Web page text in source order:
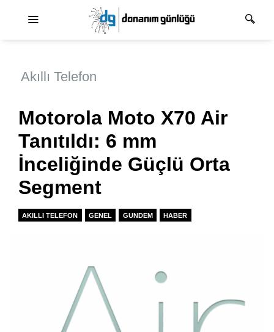
Akıllı Telefon
Motorola Moto X70 Air
Tanıtıldı: 6 mm
İnceliğinde Güçlü Orta
Segment
AKILLI TELEFON GENEL GUNDEM HABER